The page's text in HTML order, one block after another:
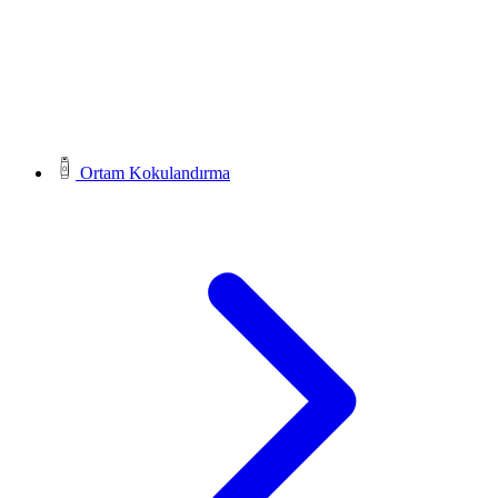
Ortam Kokulandırma